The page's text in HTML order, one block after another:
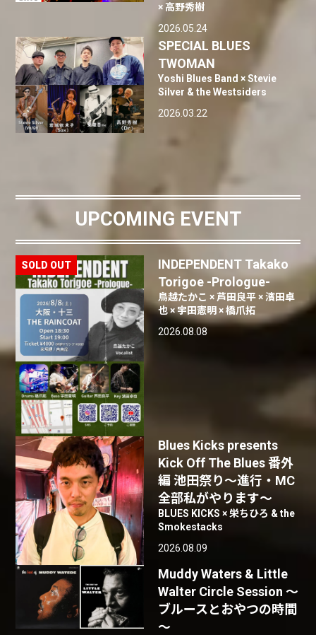
× 高野秀樹
2026.05.24
SPECIAL BLUES
TWOMAN
Yoshi Blues Band × Stevie
Silver & the Westsiders
2026.03.22
UPCOMING EVENT
INDEPENDENT Takako
Torigoe -Prologue-
鳥越たかこ × 芦田良平 × 濱田卓
也 × 宇田憲明 × 橋爪拓
2026.08.08
Blues Kicks presents
Kick Off The Blues 番外
編 池田祭り〜進行・MC
全部私がやります〜
BLUES KICKS × 栄ちひろ & the
Smokestacks
2026.08.09
Muddy Waters & Little
Walter Circle Session ～
ブルースとおやつの時間
～